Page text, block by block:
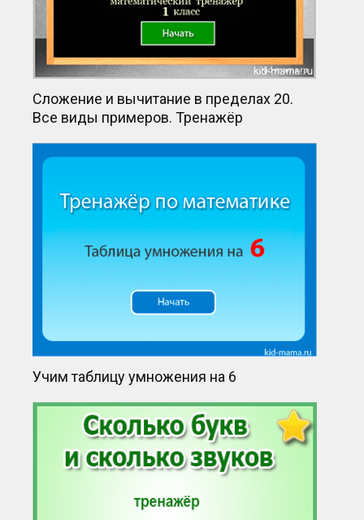
Сложение и вычитание в пределах 20.
Все виды примеров. Тренажёр
Учим таблицу умножения на 6